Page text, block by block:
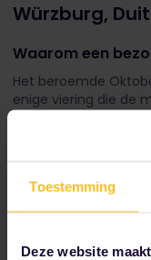
Toestemming
Deze website
Würzburg,
Waarom een
Het beroemde
enige viering die de
Lichtfestival
Romaanse weg